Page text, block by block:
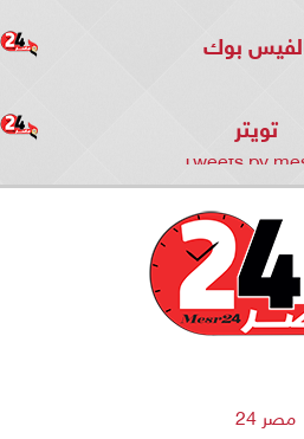
بوك
تويتر
Tweets by
مصر 24